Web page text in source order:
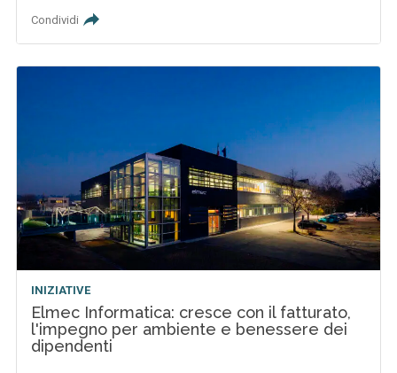
Condividi
INIZIATIVE
Elmec Informatica: cresce con il fatturato,
l'impegno per ambiente e benessere dei
dipendenti